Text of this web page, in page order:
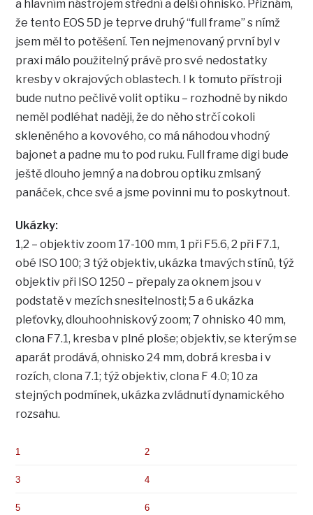
a hlavním nástrojem střední a delší ohnisko. Přiznám,
že tento EOS 5D je teprve druhý “full frame” s nímž
jsem měl to potěšení. Ten nejmenovaný první byl v
praxi málo použitelný právě pro své nedostatky
kresby v okrajových oblastech. I k tomuto přístroji
bude nutno pečlivě volit optiku – rozhodně by nikdo
neměl podléhat naději, že do něho strčí cokoli
skleněného a kovového, co má náhodou vhodný
bajonet a padne mu to pod ruku. Full frame digi bude
ještě dlouho jemný a na dobrou optiku zmlsaný
panáček, chce své a jsme povinni mu to poskytnout.
Ukázky:
1,2 – objektiv zoom 17-100 mm, 1 při F5.6, 2 při F7.1,
obé ISO 100; 3 týž objektiv, ukázka tmavých stínů, týž
objektiv při ISO 1250 – přepaly za oknem jsou v
podstatě v mezích snesitelnosti; 5 a 6 ukázka
pleťovky, dlouhoohniskový zoom; 7 ohnisko 40 mm,
clona F7.1, kresba v plné ploše; objektiv, se kterým se
aparát prodává, ohnisko 24 mm, dobrá kresba i v
rozích, clona 7.1; týž objektiv, clona F 4.0; 10 za
stejných podmínek, ukázka zvládnutí dynamického
rozsahu.
1 2
3 4
5 6